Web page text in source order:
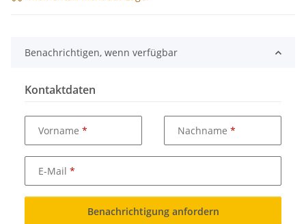
Benachrichtigen, wenn verfügbar
Kontaktdaten
Vorname Nachname
E-Mail
Benachrichtigung anfordern